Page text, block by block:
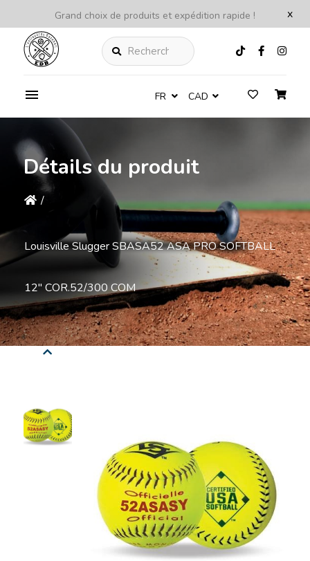
x
Grand choix de produits et expédition rapide !
Rechercher
FR CAD
Détails du produit
/
Louisville Slugger SBASA52 ASA PRO SOFTBALL
12'' COR.52/300 COM